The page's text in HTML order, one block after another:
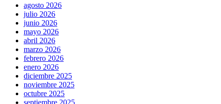
agosto 2026
julio 2026
junio 2026
mayo 2026
abril 2026
marzo 2026
febrero 2026
enero 2026
diciembre 2025
noviembre 2025
octubre 2025
septiembre 2025